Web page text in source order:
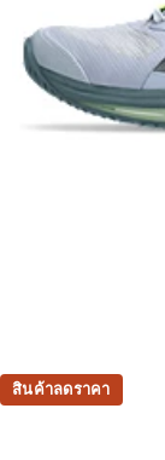
สินค้าลดราคา